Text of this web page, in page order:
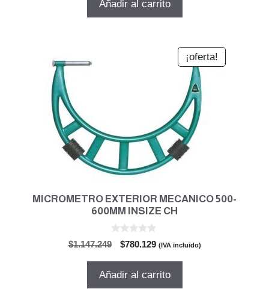
Añadir al carrito
¡oferta!
MICROMETRO EXTERIOR MECANICO 500-
600MM INSIZE CH
0
d
$1.147.249
El
original
$780.129El
actual
(IVA incluido)
Añadir al carrito